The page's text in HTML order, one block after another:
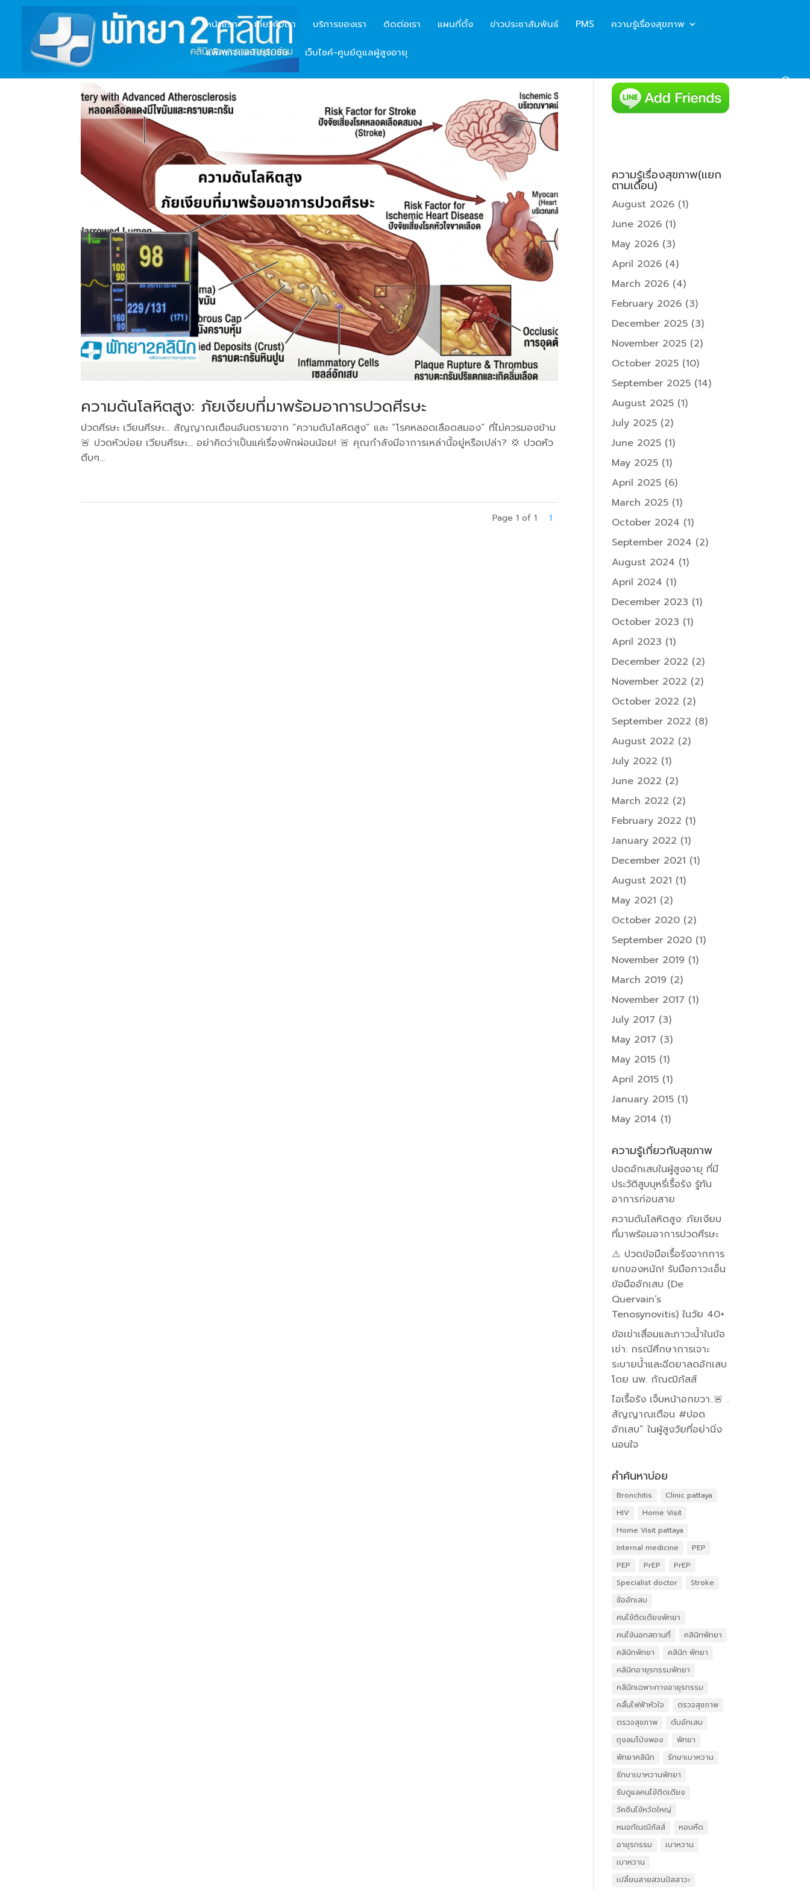
หน้าแรก เกี่ยวกับเรา บริการของเรา ติดต่อเรา แผนที่ตั้ง ข่าวประชาสัมพันธ์ PMS ความรู้เรื่องสุขภาพ
แพ็คเกจและโปรโมชั่น เว็บไซค์-ศูนย์ดูแลผู้สูงอายุ
ความดันโลหิตสูง: ภัยเงียบที่มาพร้อมอาการปวดศีรษะ
ปวดศีรษะ เวียนศีรษะ… สัญญาณเตือนอันตรายจาก “ความดันโลหิตสูง” และ “โรคหลอดเลือดสมอง” ที่ไม่ควรมองข้าม
🚨 ปวดหัวบ่อย เวียนศีรษะ… อย่าคิดว่าเป็นแค่เรื่องพักผ่อนน้อย! 🚨 คุณกำลังมีอาการเหล่านี้อยู่หรือเปล่า? 💢 ปวดหัว
ตึบๆ...
Page 1 of 1 1
ความรู้เรื่องสุขภาพ(แยก
ตามเดือน)
August 2026 (1)
June 2026 (1)
May 2026 (3)
April 2026 (4)
March 2026 (4)
February 2026 (3)
December 2025 (3)
November 2025 (2)
October 2025 (10)
September 2025 (14)
August 2025 (1)
July 2025 (2)
June 2025 (1)
May 2025 (1)
April 2025 (6)
March 2025 (1)
October 2024 (1)
September 2024 (2)
August 2024 (1)
April 2024 (1)
December 2023 (1)
October 2023 (1)
April 2023 (1)
December 2022 (2)
November 2022 (2)
October 2022 (2)
September 2022 (8)
August 2022 (2)
July 2022 (1)
June 2022 (2)
March 2022 (2)
February 2022 (1)
January 2022 (1)
December 2021 (1)
August 2021 (1)
May 2021 (2)
October 2020 (2)
September 2020 (1)
November 2019 (1)
March 2019 (2)
November 2017 (1)
July 2017 (3)
May 2017 (3)
May 2015 (1)
April 2015 (1)
January 2015 (1)
May 2014 (1)
ความรู้เกี่ยวกับสุขภาพ
ปอดอักเสบในผู้สูงอายุ ที่มี
ประวัติสูบบุหรี่เรื้อรัง รู้ทัน
อาการก่อนสาย
ความดันโลหิตสูง: ภัยเงียบ
ที่มาพร้อมอาการปวดศีรษะ
⚠️ ปวดข้อมือเรื้อรังจากการ
ยกของหนัก! รับมือภาวะเอ็น
ข้อมืออักเสบ (De
Quervain’s
Tenosynovitis) ในวัย 40+
ข้อเข่าเสื่อมและภาวะน้ำในข้อ
เข่า: กรณีศึกษาการเจาะ
ระบายน้ำและฉีดยาลดอักเสบ
โดย นพ. กัณฒิภัสส์
ไอเรื้อรัง เจ็บหน้าอกขวา..🚨 .
สัญญาณเตือน #ปอด
อักเสบ” ในผู้สูงวัยที่อย่านิ่ง
นอนใจ
คำค้นหาบ่อย
Bronchitis
Clinic pattaya
HIV
Home Visit
Home Visit pattaya
Internal medicine
PEP
PEP
PrEP
PrEP
Specialist doctor
Stroke
ข้ออักเสบ
คนไข้ติดเตียงพัทยา
คนไข้นอกสถานที่
คลินิกพัทยา
คลินิกพัทยา
คลินิก พัทยา
คลินิกอายุรกรรมพัทยา
คลินิกเฉพาะทางอายุรกรรม
คลื่นไฟฟ้าหัวใจ
ตรวจสุขภาพ
ตรวจสุขภาพ
ตับอักเสบ
ถุงลมโป่งพอง
พัทยา
พัทยาคลินิก
รักษาเบาหวาน
รักษาเบาหวานพัทยา
รับดูแลคนไข้ติดเตียง
วัคซีนไข้หวัดใหญ่
หมอกัณฒิภัสส์
หอบหืด
อายุรกรรม
เบาหวาน
เบาหวาน
เปลี่ยนสายสวนปัสสาวะ